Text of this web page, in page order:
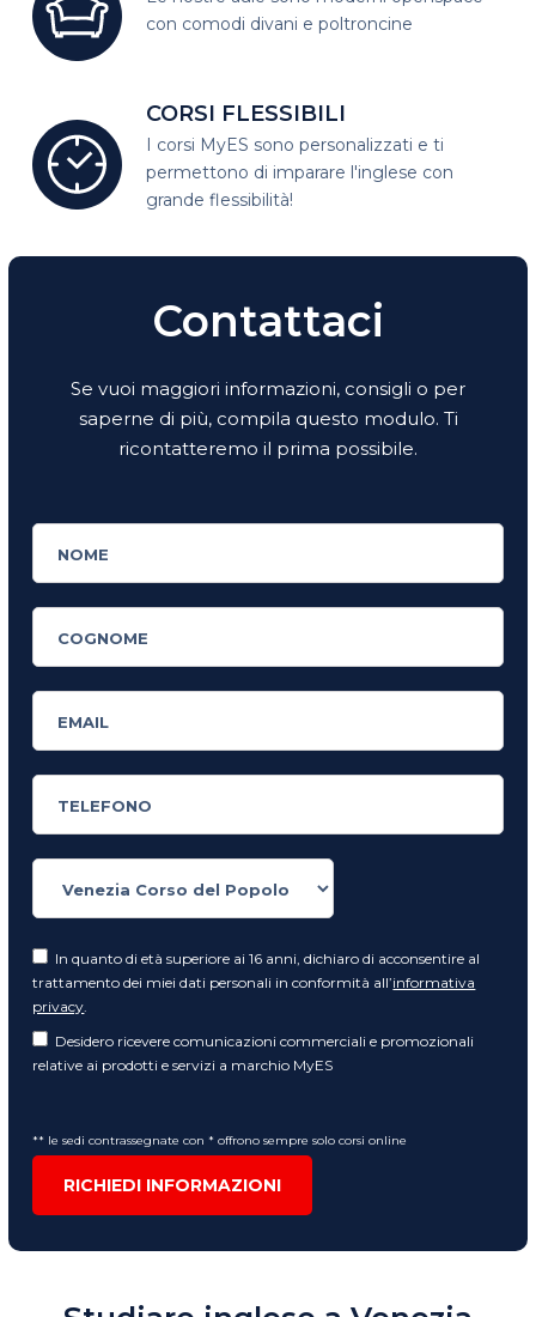
con comodi divani e poltroncine
CORSI FLESSIBILI
I corsi MyES sono personalizzati eti
permettono di imparare l'inglese con
grande flessibilità!
Contattaci
Se vuoi maggiori informazioni, consigli o per
saperne di più, compila questo modulo. Ti
ricontatteremo il prima possibile.
In quanto di età superiore ai 16 anni, dichiaro di acconsentire al
trattamento dei miei dati personali in conformità all’informativa
privacy.
Desidero ricevere comunicazioni commerciali e promozionali
relative ai prodotti e servizi a marchio MyES
** le sedi contrassegnate con * offrono sempre solo corsi online
RICHIEDI INFORMAZIONI